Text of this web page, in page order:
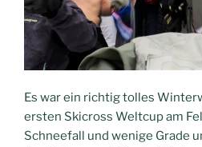
Es war ein richtig tolles
ersten Skicross Weltcup am
Schneefall und wenige Grade